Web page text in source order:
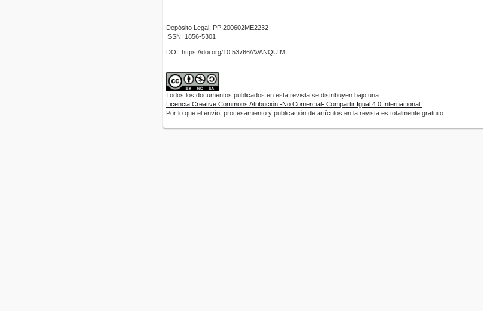
Depósito Legal: PPI200602ME2232
ISSN: 1856-5301
DOI: https://doi.org/10.53766/AVANQUIM
Todos los documentos publicados en esta revista se distribuyen bajo una
Licencia Creative Commons Atribución -No Comercial- Compartir Igual 4.0 Internacional.
Por lo que el envío, procesamiento y publicación de artículos en la revista es totalmente gratuito.